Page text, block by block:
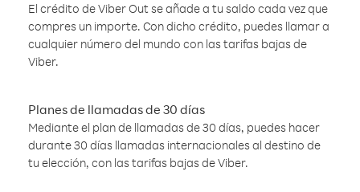
El crédito de Viber Out se añade a tu saldo cada vez que
compres un importe. Con dicho crédito, puedes llamar a
cualquier número del mundo con las tarifas bajas de
Viber.
Planes de llamadas de 30 días
Mediante el plan de llamadas de 30 días, puedes hacer
durante 30 días llamadas internacionales al destino de
tu elección, con las tarifas bajas de Viber.